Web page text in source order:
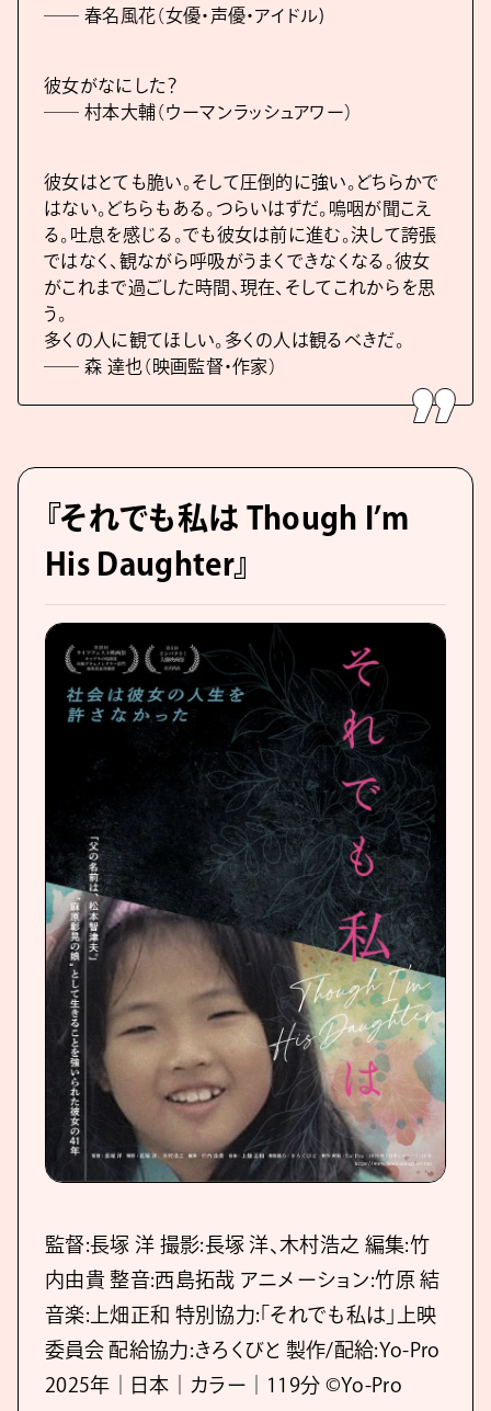
―― 春名風花（女優・声優・アイドル)
彼女がなにした？
―― 村本大輔（ウーマンラッシュアワー）
彼女はとても脆い。そして圧倒的に強い。どちらかで
はない。どちらもある。つらいはずだ。嗚咽が聞こえ
る。吐息を感じる。でも彼女は前に進む。決して誇張
ではなく、観ながら呼吸がうまくできなくなる。彼女
がこれまで過ごした時間、現在、そしてこれからを思
う。
多くの人に観てほしい。多くの人は観るべきだ。
―― 森 達也（映画監督・作家）
『それでも私は Though I’m
His Daughter』
監督:長塚 洋 撮影:長塚 洋、木村浩之 編集:竹
内由貴 整音:西島拓哉 アニメーション:竹原 結
音楽:上畑正和 特別協力:「それでも私は」上映
委員会 配給協力:きろくびと 製作/配給:Yo-Pro
2025年｜日本｜カラー｜119分 ©Yo-Pro